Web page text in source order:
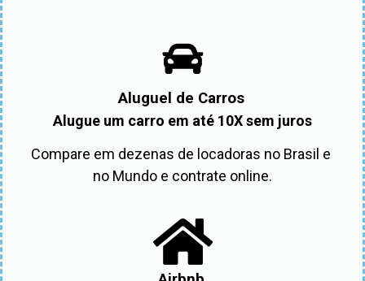
Aluguel de Carros
Alugue um carro em até 10X sem juros
Compare em dezenas de locadoras no Brasil e
no Mundo e contrate online.